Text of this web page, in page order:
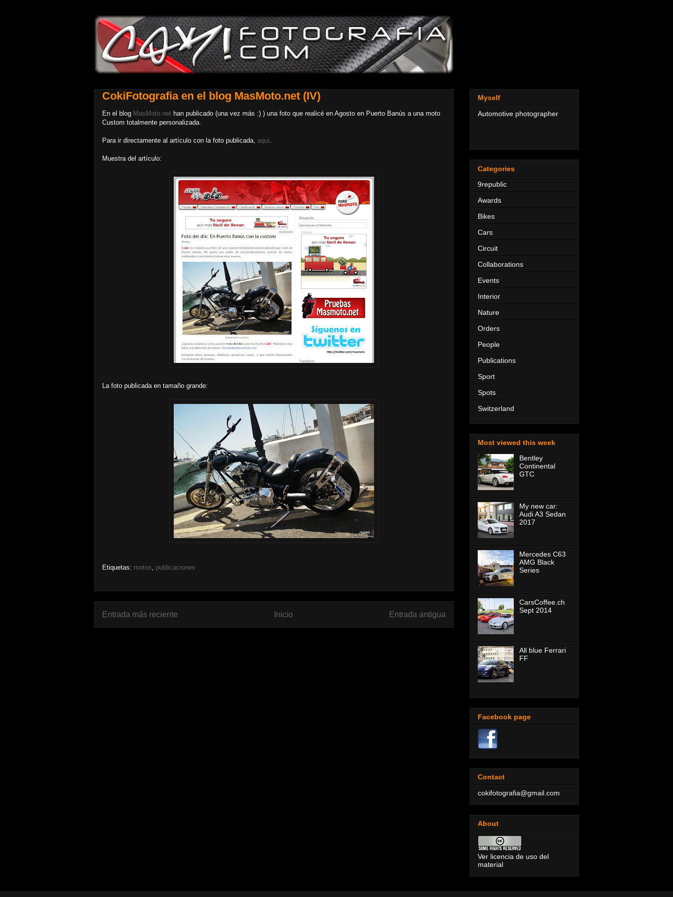
CokiFotografia en el blog MasMoto.net (IV)
En el blog MasMoto.net han publicado (una vez más :) ) una foto que realicé en Agosto en Puerto Banús a una moto
Custom totalmente personalizada.
Para ir directamente al artículo con la foto publicada, aquí.
Muestra del artículo:
La foto publicada en tamaño grande:
Etiquetas: motos publicaciones
Entrada más reciente Entrada antigua
Inicio
Myself
Automotive photographer
Categories
9republic
Awards
Bikes
Cars
Circuit
Collaborations
Events
Interior
Nature
Orders
People
Publications
Sport
Spots
Switzerland
Most viewed this week
Bentley
Continental
GTC
My new car:
Audi A3 Sedan
2017
Mercedes C63
AMG Black
Series
CarsCoffee.ch
Sept 2014
All blue Ferrari
FF
Facebook page
Contact
cokifotografia@gmail.com
About
Ver licencia de uso del
material